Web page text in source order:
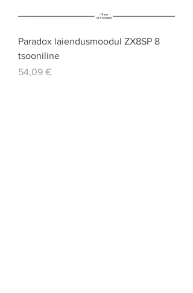
Paradox laiendusmoodul ZX8SP 8
tsooniline
Price
54,09 €